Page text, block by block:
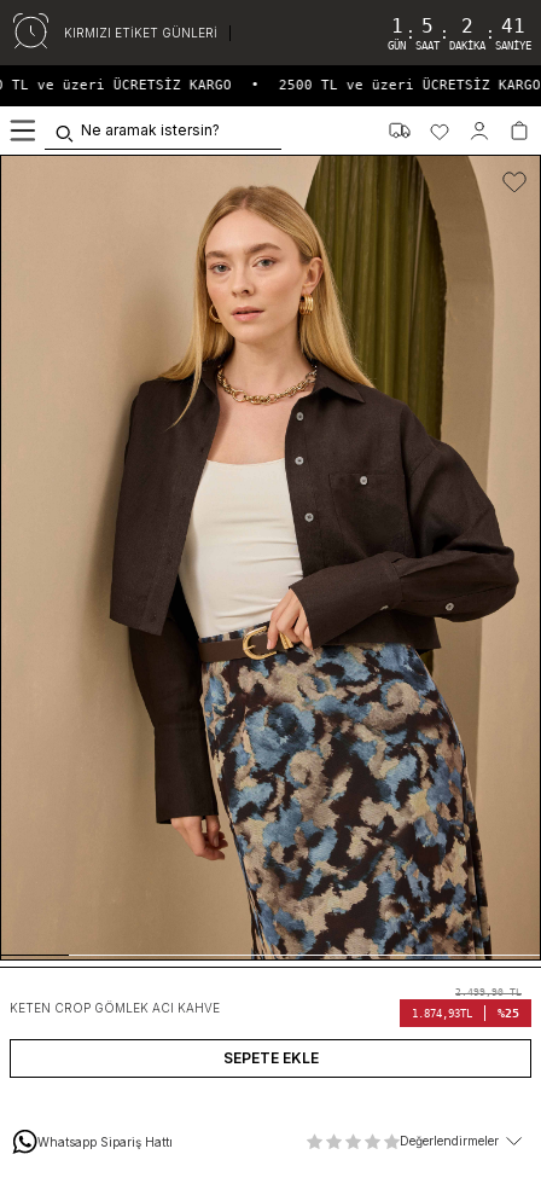
KIRMIZI ETİKET GÜNLERİ 1
GÜN
: 5
SAAT
: 2
DAKIKA
: 41
SANIYE
ve üzeri ÜCRETSİZ KARGO • 2500 TL ve üzeri ÜCRETSİZ KARGO
KETEN CROP GÖMLEK ACI KAHVE
2.499,90TL
1.874,93TL %25
SEPETE EKLE
Whatsapp Sipariş Hattı Değerlendirmeler